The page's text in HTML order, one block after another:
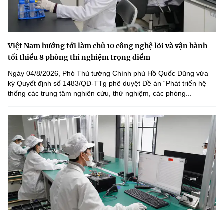
Việt Nam hướng tới làm chủ 10 công nghệ lõi và vận hành
tối thiểu 8 phòng thí nghiệm trọng điểm
Ngày 04/8/2026, Phó Thủ tướng Chính phủ Hồ Quốc Dũng vừa
ký Quyết định số 1483/QĐ-TTg phê duyệt Đề án “Phát triển hệ
thống các trung tâm nghiên cứu, thử nghiệm, các phòng...